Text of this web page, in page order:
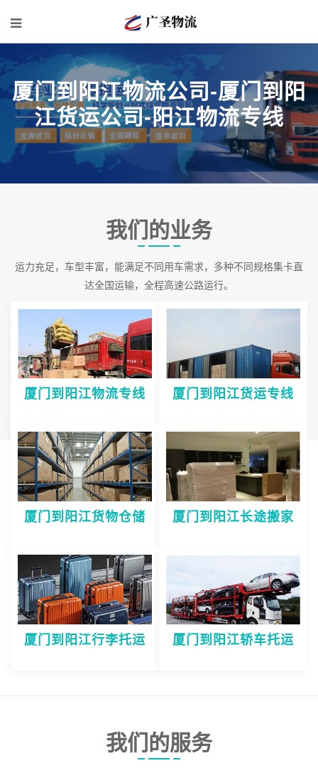
厦门到阳江物流公司-厦门到阳
江货运公司-阳江物流专线
我们的业务
运力充足，车型丰富，能满足不同用车需求，多种不同规格集卡直
达全国运输，全程高速公路运行。
厦门到阳江物流专线 厦门到阳江货运专线
厦门到阳江货物仓储 厦门到阳江长途搬家
厦门到阳江行李托运 厦门到阳江轿车托运
我们的服务